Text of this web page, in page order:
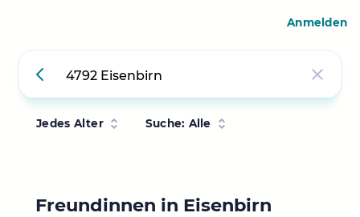
Jedes Alter Suche: Alle
Freundinnen in Eisenbirn
Anmelden